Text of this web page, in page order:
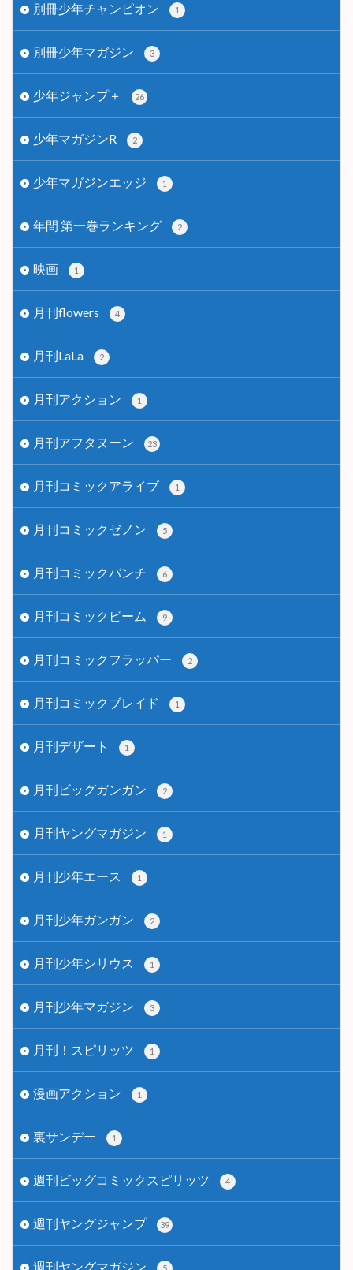
別冊少年チャンピオン 1
別冊少年マガジン 3
少年ジャンプ＋ 26
少年マガジンR 2
少年マガジンエッジ 1
年間 第一巻ランキング 2
映画 1
月刊flowers 4
月刊LaLa 2
月刊アクション 1
月刊アフタヌーン 23
月刊コミックアライブ 1
月刊コミックゼノン 5
月刊コミックバンチ 6
月刊コミックビーム 9
月刊コミックフラッパー 2
月刊コミックブレイド 1
月刊デザート 1
月刊ビッグガンガン 2
月刊ヤングマガジン 1
月刊少年エース 1
月刊少年ガンガン 2
月刊少年シリウス 1
月刊少年マガジン 3
月刊！スピリッツ 1
漫画アクション 1
裏サンデー 1
週刊ビッグコミックスピリッツ 4
週刊ヤングジャンプ 39
週刊ヤングマガジン 5